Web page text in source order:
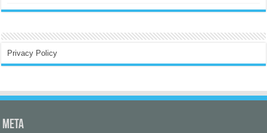
Privacy Policy
Meta